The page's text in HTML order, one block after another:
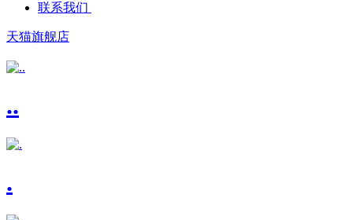
联系我们
天猫旗舰店
..
.